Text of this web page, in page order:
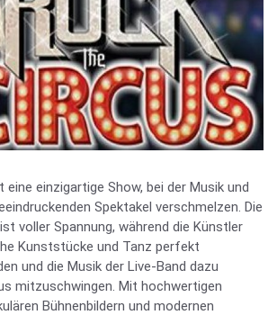
einzigartige Show, bei der Musik und
Spektakel verschmelzen. Die
voller Spannung, während die Künstler
Kunststücke und Tanz perfekt
und die Musik der Live-Band dazu
mitzuschwingen. Mit hochwertigen
Bühnenbildern und modernen